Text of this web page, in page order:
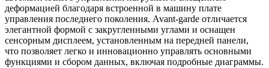
деформацией благодаря встроенной в машину плате
управления последнего поколения. Avant-garde отличается
элегантной формой с закругленными углами и оснащен
сенсорным дисплеем, установленным на передней панели,
что позволяет легко и инновационно управлять основными
функциями и сбором данных, включая подробные диаграммы.